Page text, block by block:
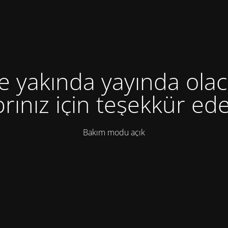
yakında yayında
için teşekkür
Bakım modu açık